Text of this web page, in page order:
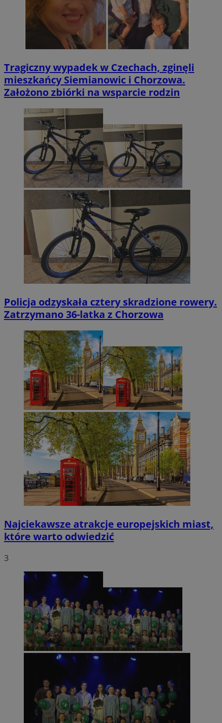
Tragiczny wypadek w Czechach, zginęli
mieszkańcy Siemianowic i Chorzowa.
Założono zbiórki na wsparcie rodzin
Policja odzyskała cztery skradzione rowery.
Zatrzymano 36-latka z Chorzowa
Najciekawsze atrakcje europejskich miast,
które warto odwiedzić
3